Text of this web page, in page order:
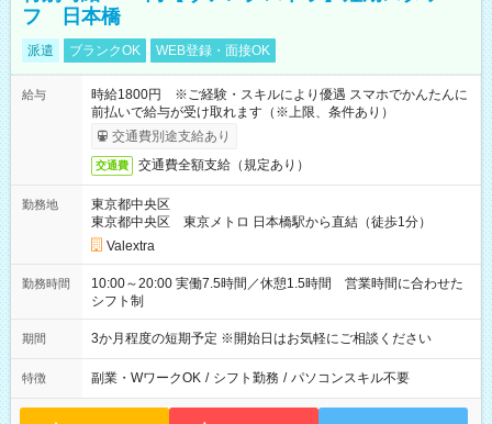
フ 日本橋
派遣 ブランクOK WEB登録・面接OK
給与
時給1800円 ※ご経験・スキルにより優遇 スマホでかんたんに
前払いで給与が受け取れます（※上限、条件あり）
交通費別途支給あり
交通費 交通費全額支給（規定あり）
勤務地
東京都中央区
東京都中央区 東京メトロ 日本橋駅から直結（徒歩1分）
Valextra
勤務時間
10:00～20:00 実働7.5時間／休憩1.5時間 営業時間に合わせた
シフト制
期間 3か月程度の短期予定 ※開始日はお気軽にご相談ください
特徴 副業・WワークOK / シフト勤務 / パソコンスキル不要